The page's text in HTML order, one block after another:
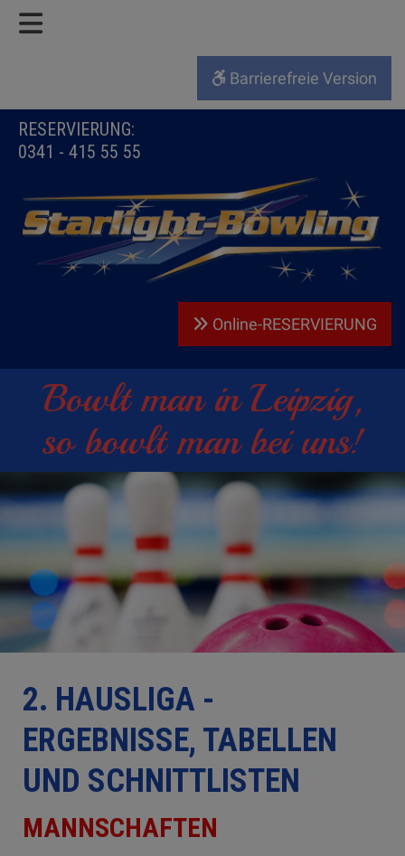
Barrierefreie Version
RESERVIERUNG:
0341 - 415 55 55
Online-RESERVIERUNG
Bowlt man in Leipzig,
so bowlt man bei uns!
2. HAUSLIGA -
ERGEBNISSE, TABELLEN
UND SCHNITTLISTEN
MANNSCHAFTEN